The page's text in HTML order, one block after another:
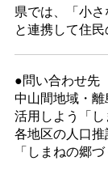
県では、「小
と連携して住
●問い合わせ先
中山間地域・離
活用しよう「し
各地区の人口推
「しまねの郷